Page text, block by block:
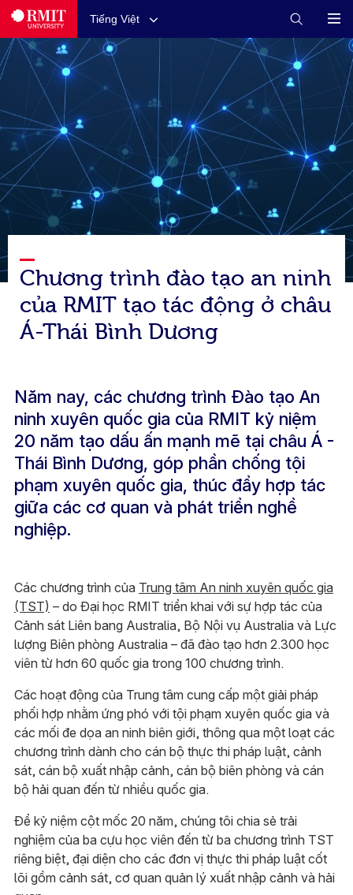
Tiếng Việt
Chương trình đào tạo an ninh
của RMIT tạo tác động ở châu
Á-Thái Bình Dương
Năm nay, các chương trình Đào tạo An
ninh xuyên quốc gia của RMIT kỷ niệm
20 năm tạo dấu ấn mạnh mẽ tại châu Á -
Thái Bình Dương, góp phần chống tội
phạm xuyên quốc gia, thúc đẩy hợp tác
giữa các cơ quan và phát triển nghề
nghiệp.
Các chương trình của Trung tâm An ninh xuyên quốc gia
(TST) – do Đại học RMIT triển khai với sự hợp tác của
Cảnh sát Liên bang Australia, Bộ Nội vụ Australia và Lực
lượng Biên phòng Australia – đã đào tạo hơn 2.300 học
viên từ hơn 60 quốc gia trong 100 chương trình.
Các hoạt động của Trung tâm cung cấp một giải pháp
phối hợp nhằm ứng phó với tội phạm xuyên quốc gia và
các mối đe dọa an ninh biên giới, thông qua một loạt các
chương trình dành cho cán bộ thực thi pháp luật, cảnh
sát, cán bộ xuất nhập cảnh, cán bộ biên phòng và cán
bộ hải quan đến từ nhiều quốc gia.
Để kỷ niệm cột mốc 20 năm, chúng tôi chia sẻ trải
nghiệm của ba cựu học viên đến từ ba chương trình TST
riêng biệt, đại diện cho các đơn vị thực thi pháp luật cốt
lõi gồm cảnh sát, cơ quan quản lý xuất nhập cảnh và hải